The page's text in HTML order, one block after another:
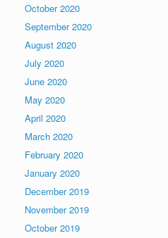
October 2020
September 2020
August 2020
July 2020
June 2020
May 2020
April 2020
March 2020
February 2020
January 2020
December 2019
November 2019
October 2019